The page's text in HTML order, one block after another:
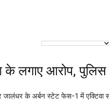
के लगाए आरोप, पुलिस
जालंधर के अर्बन स्टेट फेस-1 में